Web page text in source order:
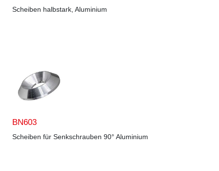
Scheiben halbstark, Aluminium
BN603
Scheiben für Senkschrauben 90° Aluminium